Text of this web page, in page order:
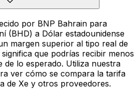
por BNP Bahrain para
(BHD) a Dólar estadounidense
margen superior al tipo real de
que podrías recibir menos
de lo esperado. Utiliza nuestra
ver cómo se compara la tarifa
de Xe y otros proveedores.